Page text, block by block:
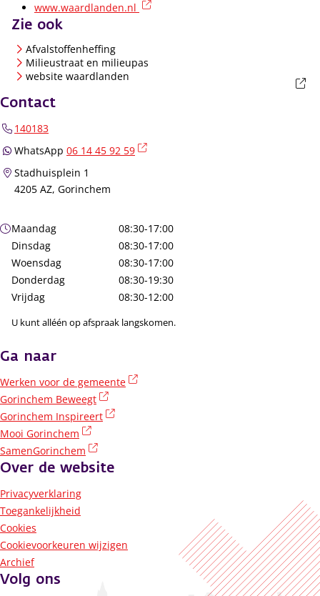
www.waardlanden.nl
Zie ook
Afvalstoffenheffing
Milieustraat en milieupas
website waardlanden
Contact
140183
WhatsApp 06 14 45 92 59
Stadhuisplein 1
4205 AZ, Gorinchem
Openingstijden
Maandag
08:30-17:00
Dinsdag
08:30-17:00
Woensdag
08:30-17:00
Donderdag
08:30-19:30
Vrijdag
08:30-12:00
U kunt alléén op afspraak langskomen.
Ga naar
Werken voor de gemeente
Gorinchem Beweegt
Gorinchem Inspireert
Mooi Gorinchem
SamenGorinchem
Over de website
Privacyverklaring
Toegankelijkheid
Cookies
Cookievoorkeuren wijzigen
Archief
Volg ons